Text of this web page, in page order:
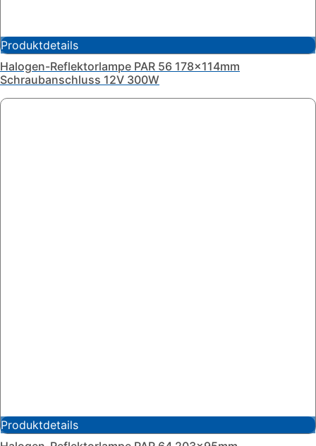
Produktdetails
Halogen-Reflektorlampe PAR 56 178x114mm
Schraubanschluss 12V 300W
Produktdetails